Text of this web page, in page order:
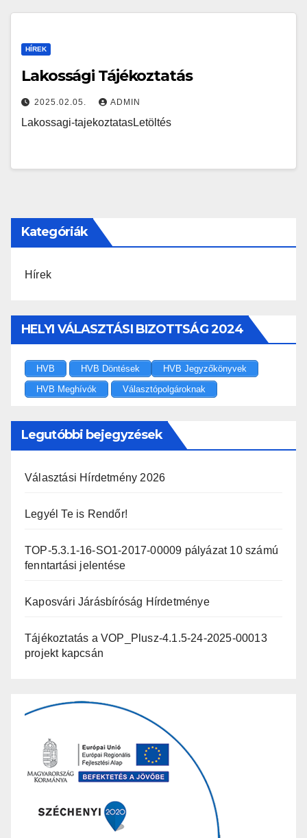
HÍREK
Lakossági Tájékoztatás
2025.02.05. ADMIN
Lakossagi-tajekoztatasLetöltés
Kategóriák
Hírek
HELYI VÁLASZTÁSI BIZOTTSÁG 2024
HVB HVB Döntések
HVB Jegyzőkönyvek
HVB Meghívók
Választópolgároknak
Legutóbbi bejegyzések
Választási Hírdetmény 2026
Legyél Te is Rendőr!
TOP-5.3.1-16-SO1-2017-00009 pályázat 10 számú
fenntartási jelentése
Kaposvári Járásbíróság Hírdetménye
Tájékoztatás a VOP_Plusz-4.1.5-24-2025-00013
projekt kapcsán